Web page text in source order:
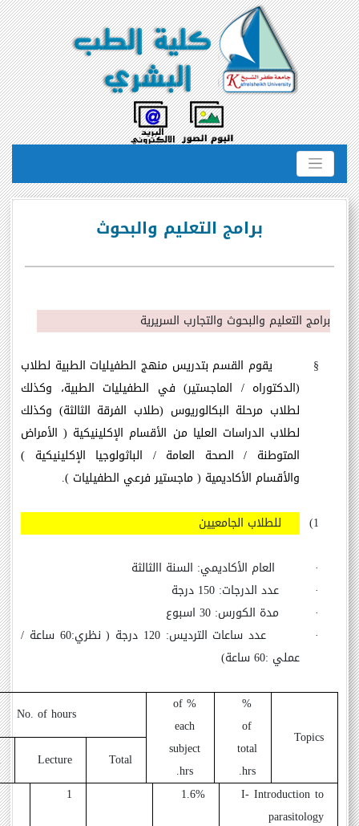
برامج التعليم والبحوث
برامج التعليم والبحوث والتجارب السريرية
§
يقوم القسم بتدريس منهج الطفيليات الطبية لطلاب
(الدكتوراه / الماجستير) في الطفيليات الطبية، وكذلك
لطلاب مرحلة البكالوريوس (طلاب الفرقة الثالثة) وكذلك
لطلاب الدراسات العليا من الأقسام الإكلينيكية ( الأمراض
المتوطنة / الصحة العامة / الباثولوجيا الإكلينيكية )
والأقسام الأكاديمية ( ماجستير فرعي الطفيليات ).
1) للطلاب الجامعيين
·
العام الأكاديمي: السنة االثالثة
·
عدد الدرجات: 150 درجة
·
مدة الكورس: 30 اسبوع
·
عدد ساعات الترديس: 120 درجة ( نظري:60 ساعة /
عملي :60 ساعة)
Topics
%
of
total
hrs.
% of
each
subject
hrs.
No. of hours
Total
Lecture
I- Introduction to
parasitology
1.6%
1
1